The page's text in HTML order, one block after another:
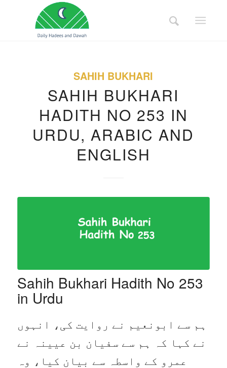
SAHIH BUKHARI
SAHIH BUKHARI
HADITH NO 253 IN
URDU, ARABIC AND
ENGLISH
Sahih Bukhari Hadith No 253
in Urdu
ہم سے ابونعیم نے روایت کی، انہوں
نے کہا کہ ہم سے سفیان بن عیینہ نے
عمرو کے واسطہ سے بیان کیا، وہ